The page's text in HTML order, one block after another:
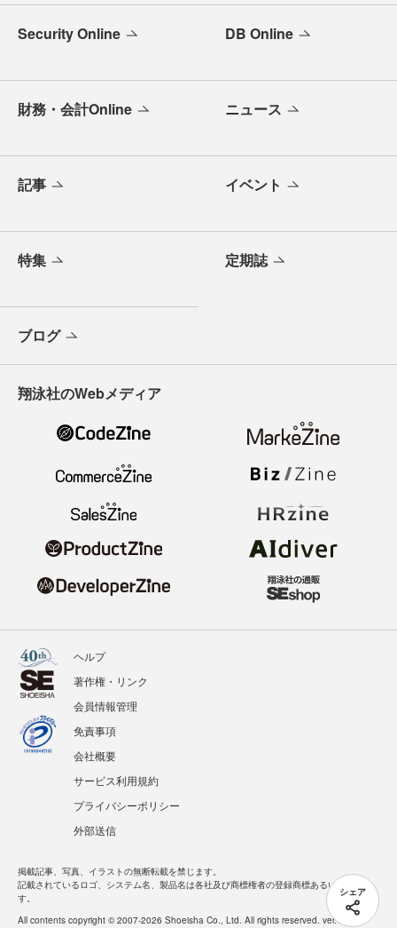
シェア
Security Online DB Online
財務・会計Online ニュース
記事 イベント
特集 定期誌
ブログ
翔泳社のWebメディア
ヘルプ
著作権・リンク
会員情報管理
免責事項
会社概要
サービス利用規約
プライバシーポリシー
外部送信
掲載記事、写真、イラストの無断転載を禁じます。
記載されているロゴ、システム名、製品名は各社及び商標権者の登録商標あるいは商標で
す。
All contents copyright © 2007-2026 Shoeisha Co., Ltd. All rights reserved. ver.1.5